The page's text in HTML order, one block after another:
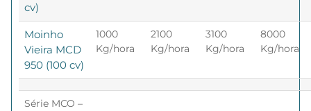
cv)
Moinho
Vieira MCD
950 (100 cv)
1000
Kg/hora
2100
Kg/hora
3100
Kg/hora
8000
Kg/hora
Série MCO –